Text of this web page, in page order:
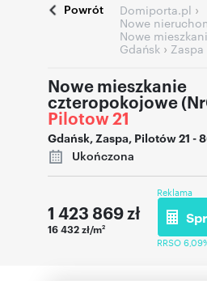
Powrót Domiporta.pl ›
Nowe
Nowe
Gdańsk › Zaspa
Nowe mieszkanie
czteropokojowe
Pilotow 21
Gdańsk,Zaspa, Pilotów 21 -
Ukończona
1 423 869zł
16 432 zł/m2
Reklama
RRSO